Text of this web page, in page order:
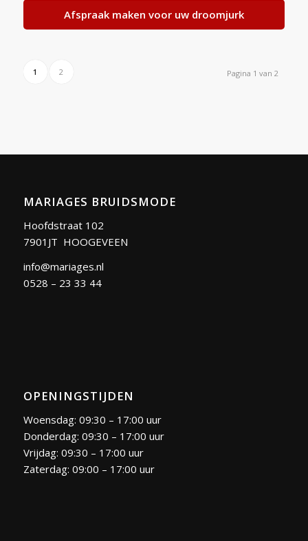
Afspraak maken voor uw droomjurk
Pagina 1 van 2
1 2
MARIAGES BRUIDSMODE
Hoofdstraat 102
7901JT HOOGEVEEN
info@mariages.nl
0528 – 23 33 44
OPENINGSTIJDEN
Woensdag: 09:30 – 17:00 uur
Donderdag: 09:30 – 17:00 uur
Vrijdag: 09:30 – 17:00 uur
Zaterdag: 09:00 – 17:00 uur